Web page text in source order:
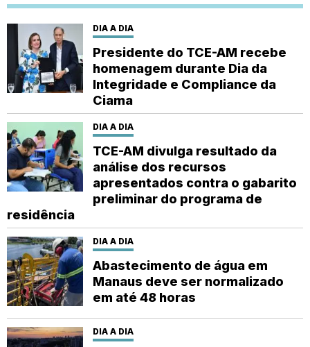
DIA A DIA
Presidente do TCE-AM recebe
homenagem durante Dia da
Integridade e Compliance da
Ciama
DIA A DIA
TCE-AM divulga resultado da
análise dos recursos
apresentados contra o gabarito
preliminar do programa de
residência
DIA A DIA
Abastecimento de água em
Manaus deve ser normalizado
em até 48 horas
DIA A DIA